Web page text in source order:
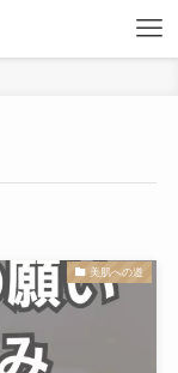
美肌への道